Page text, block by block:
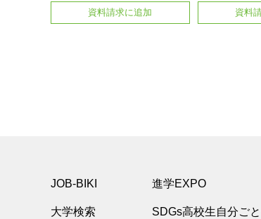
資料請求に追加 資料
JOB-BIKI
大学検索
進学EXPO
SDGs高校生自分ご